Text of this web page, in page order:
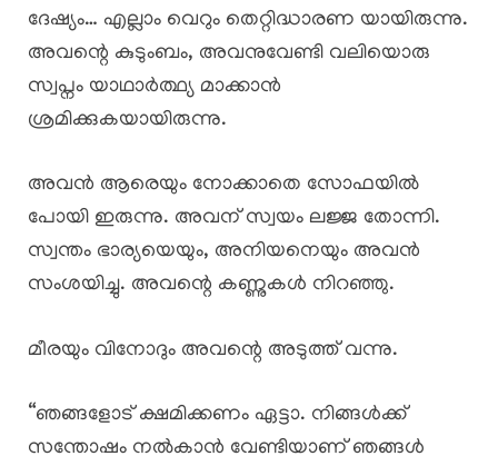
ദേഷ്യം… എല്ലാം വെറും തെറ്റിദ്ധാരണ യായിരുന്നു.
അവന്റെ കുടുംബം, അവനുവേണ്ടി വലിയൊരു
സ്വപ്നം യാഥാർത്ഥ്യ മാക്കാൻ
ശ്രമിക്കുകയായിരുന്നു.
അവൻ ആരെയും നോക്കാതെ സോഫയിൽ
പോയി ഇരുന്നു. അവന് സ്വയം ലജ്ജ തോന്നി.
സ്വന്തം ഭാര്യയെയും, അനിയനെയും അവൻ
സംശയിച്ചു. അവന്റെ കണ്ണുകൾ നിറഞ്ഞു.
മീരയും വിനോദും അവന്റെ അടുത്ത് വന്നു.
“ഞങ്ങളോട് ക്ഷമിക്കണം ഏട്ടാ. നിങ്ങൾക്ക്
സന്തോഷം നൽകാൻ വേണ്ടിയാണ് ഞങ്ങൾ